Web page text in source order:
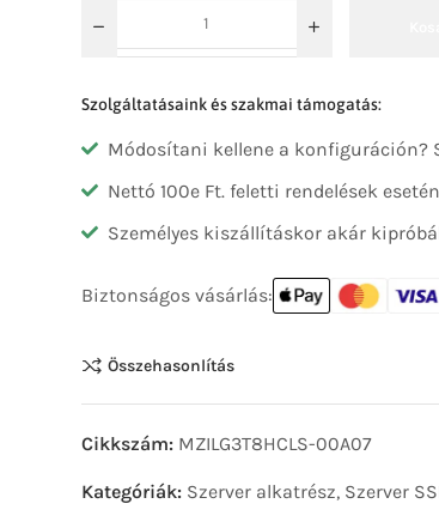
Szolgáltatásaink és szakmai támogatás:
Módosítani kellene a konfiguráción?
Nettó 100e Ft. feletti rendelések
Személyes kiszállításkor akár
Biztonságos vásárlás:
Összehasonlítás
Cikkszám: MZILG3T8HCLS-00A07
Kategóriák: Szerver alkatrész, Szerver